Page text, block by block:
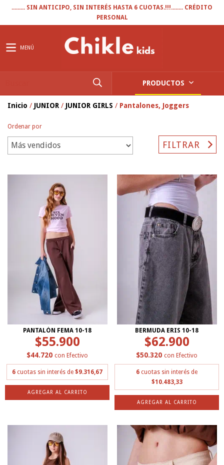
......... SIN ANTICIPO, SIN INTERÉS HASTA 6 CUOTAS.!!!........ CRÉDITO
PERSONAL
MENÚ
PRODUCTOS
Inicio / JUNIOR / JUNIOR GIRLS / Pantalones, Joggers
Ordenar por
FILTRAR
PANTALÓN FEMA 10-18
$55.900
$44.720 con Efectivo
6 cuotas sin interés de $9.316,67
AGREGAR AL CARRITO
BERMUDA ERIS 10-18
$62.900
$50.320 con Efectivo
6 cuotas sin interés de
$10.483,33
AGREGAR AL CARRITO